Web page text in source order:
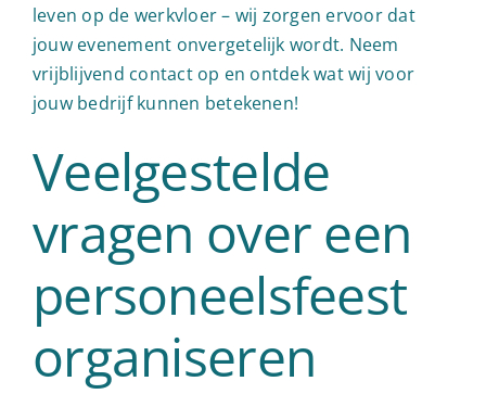
leven op de werkvloer – wij zorgen ervoor dat
jouw evenement onvergetelijk wordt. Neem
vrijblijvend contact op en ontdek wat wij voor
jouw bedrijf kunnen betekenen!
Veelgestelde
vragen over een
personeelsfeest
organiseren